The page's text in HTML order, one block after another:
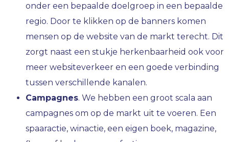
onder een bepaalde doelgroep in een bepaalde
regio. Door te klikken op de banners komen
mensen op de website van de markt terecht. Dit
zorgt naast een stukje herkenbaarheid ook voor
meer websiteverkeer en een goede verbinding
tussen verschillende kanalen.
Campagnes. We hebben een groot scala aan
campagnes om op de markt uit te voeren. Een
spaaractie, winactie, een eigen boek, magazine,